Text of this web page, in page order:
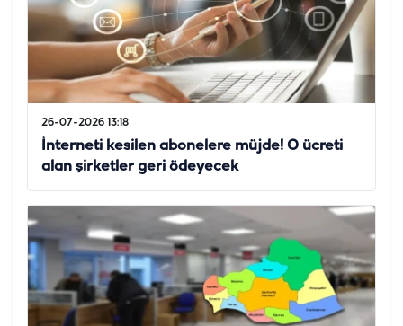
26-07-2026 13:18
İnterneti kesilen abonelere müjde! O ücreti
alan şirketler geri ödeyecek